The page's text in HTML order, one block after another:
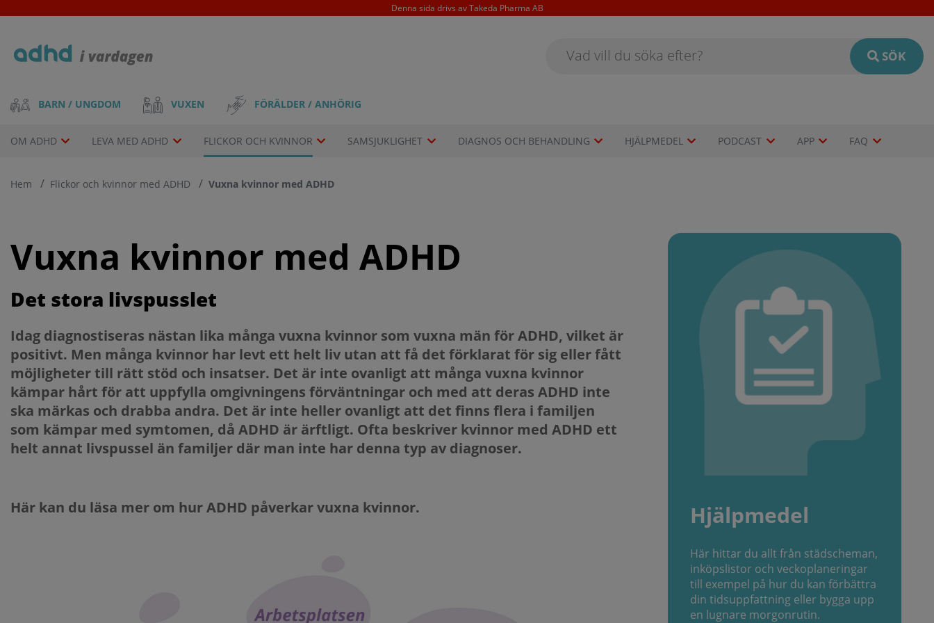
to
content
Denna sida drivs av Takeda Pharma AB
SÖK
MainBARN / UNGDOM VUXEN FÖRÄLDER / ANHÖRIG
Drop-
menu
OM ADHD LEVA MED ADHD FLICKOR OCH KVINNOR SAMSJUKLIGHET DIAGNOS OCH BEHANDLING HJÄLPMEDEL PODCAST APP FAQ
Hem Flickor och kvinnor med ADHD Vuxna kvinnor med ADHD
Vuxna kvinnor med ADHD
Det stora livspusslet
Idag diagnostiseras nästan lika många vuxna kvinnor som vuxna män för ADHD, vilket är
positivt. Men många kvinnor har levt ett helt liv utan att få det förklarat för sig eller fått
möjligheter till rätt stöd och insatser. Det är inte ovanligt att många vuxna kvinnor
kämpar hårt för att uppfylla omgivningens förväntningar och med att deras ADHD inte
ska märkas och drabba andra. Det är inte heller ovanligt att det finns flera i familjen
som kämpar med symtomen, då ADHD är ärftligt. Ofta beskriver kvinnor med ADHD ett
helt annat livspussel än familjer där man inte har denna typ av diagnoser.
Här kan du läsa mer om hur ADHD påverkar vuxna kvinnor. Hjälpmedel
Här hittar du allt från städscheman,
inköpslistor och veckoplaneringar
till exempel på hur du kan förbättra
din tidsuppfattning eller bygga upp
en lugnare morgonrutin.